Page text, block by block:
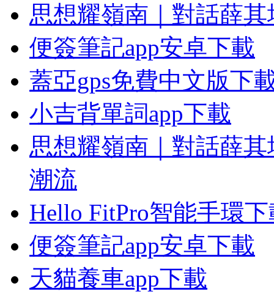
思想耀嶺南｜對話薛
便簽筆記app安卓下載
蓋亞gps免費中文版下
小吉背單詞app下載
思想耀嶺南｜對話薛
潮流
Hello FitPro智能手環
便簽筆記app安卓下載
天貓養車app下載